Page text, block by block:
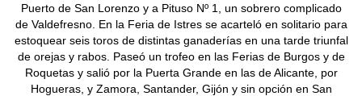
Puerto de San Lorenzo y a Pituso Nº 1, un sobrero complicado
de Valdefresno. En la Feria de Istres se acarteló en solitario para
estoquear seis toros de distintas ganaderías en una tarde triunfal
de orejas y rabos. Paseó un trofeo en las Ferias de Burgos y de
Roquetas y salió por la Puerta Grande en las de Alicante, por
Hogueras, y Zamora, Santander, Gijón y sin opción en San